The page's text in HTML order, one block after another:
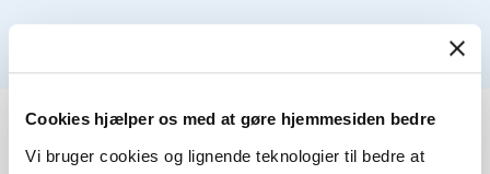
Cookies hjælper os med at gøre hjemmesiden bedre
Vi bruger cookies og lignende teknologier til bedre at